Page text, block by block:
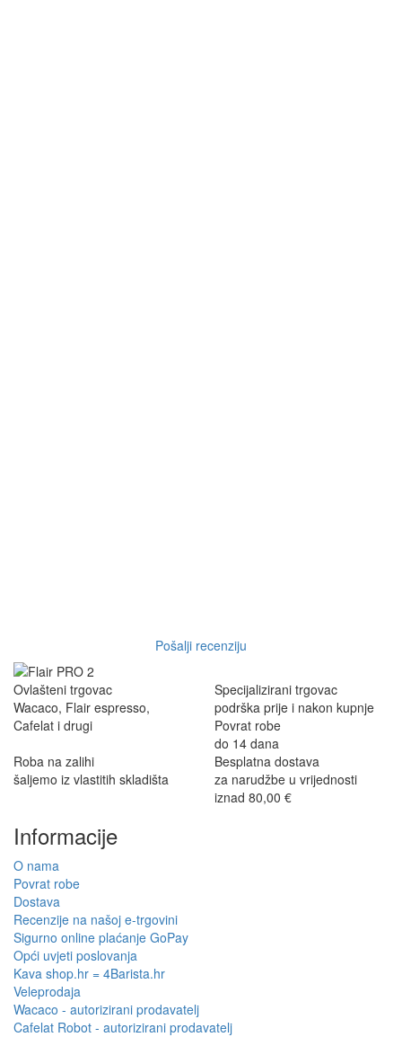
Pošalji recenziju
Ovlašteni trgovac
Wacaco, Flair espresso,
Cafelat i drugi
Specijalizirani trgovac
podrška prije i nakon kupnje
Povrat robe
do 14 dana
Roba na zalihi
šaljemo iz vlastitih skladišta
Besplatna dostava
za narudžbe u vrijednosti
iznad 80,00 €
Informacije
O nama
Povrat robe
Dostava
Recenzije na našoj e-trgovini
Sigurno online plaćanje GoPay
Opći uvjeti poslovanja
Kava shop.hr = 4Barista.hr
Veleprodaja
Wacaco - autorizirani prodavatelj
Cafelat Robot - autorizirani prodavatelj